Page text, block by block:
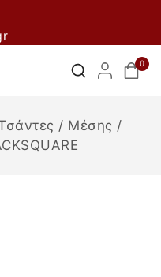
0
/ Μέσης /